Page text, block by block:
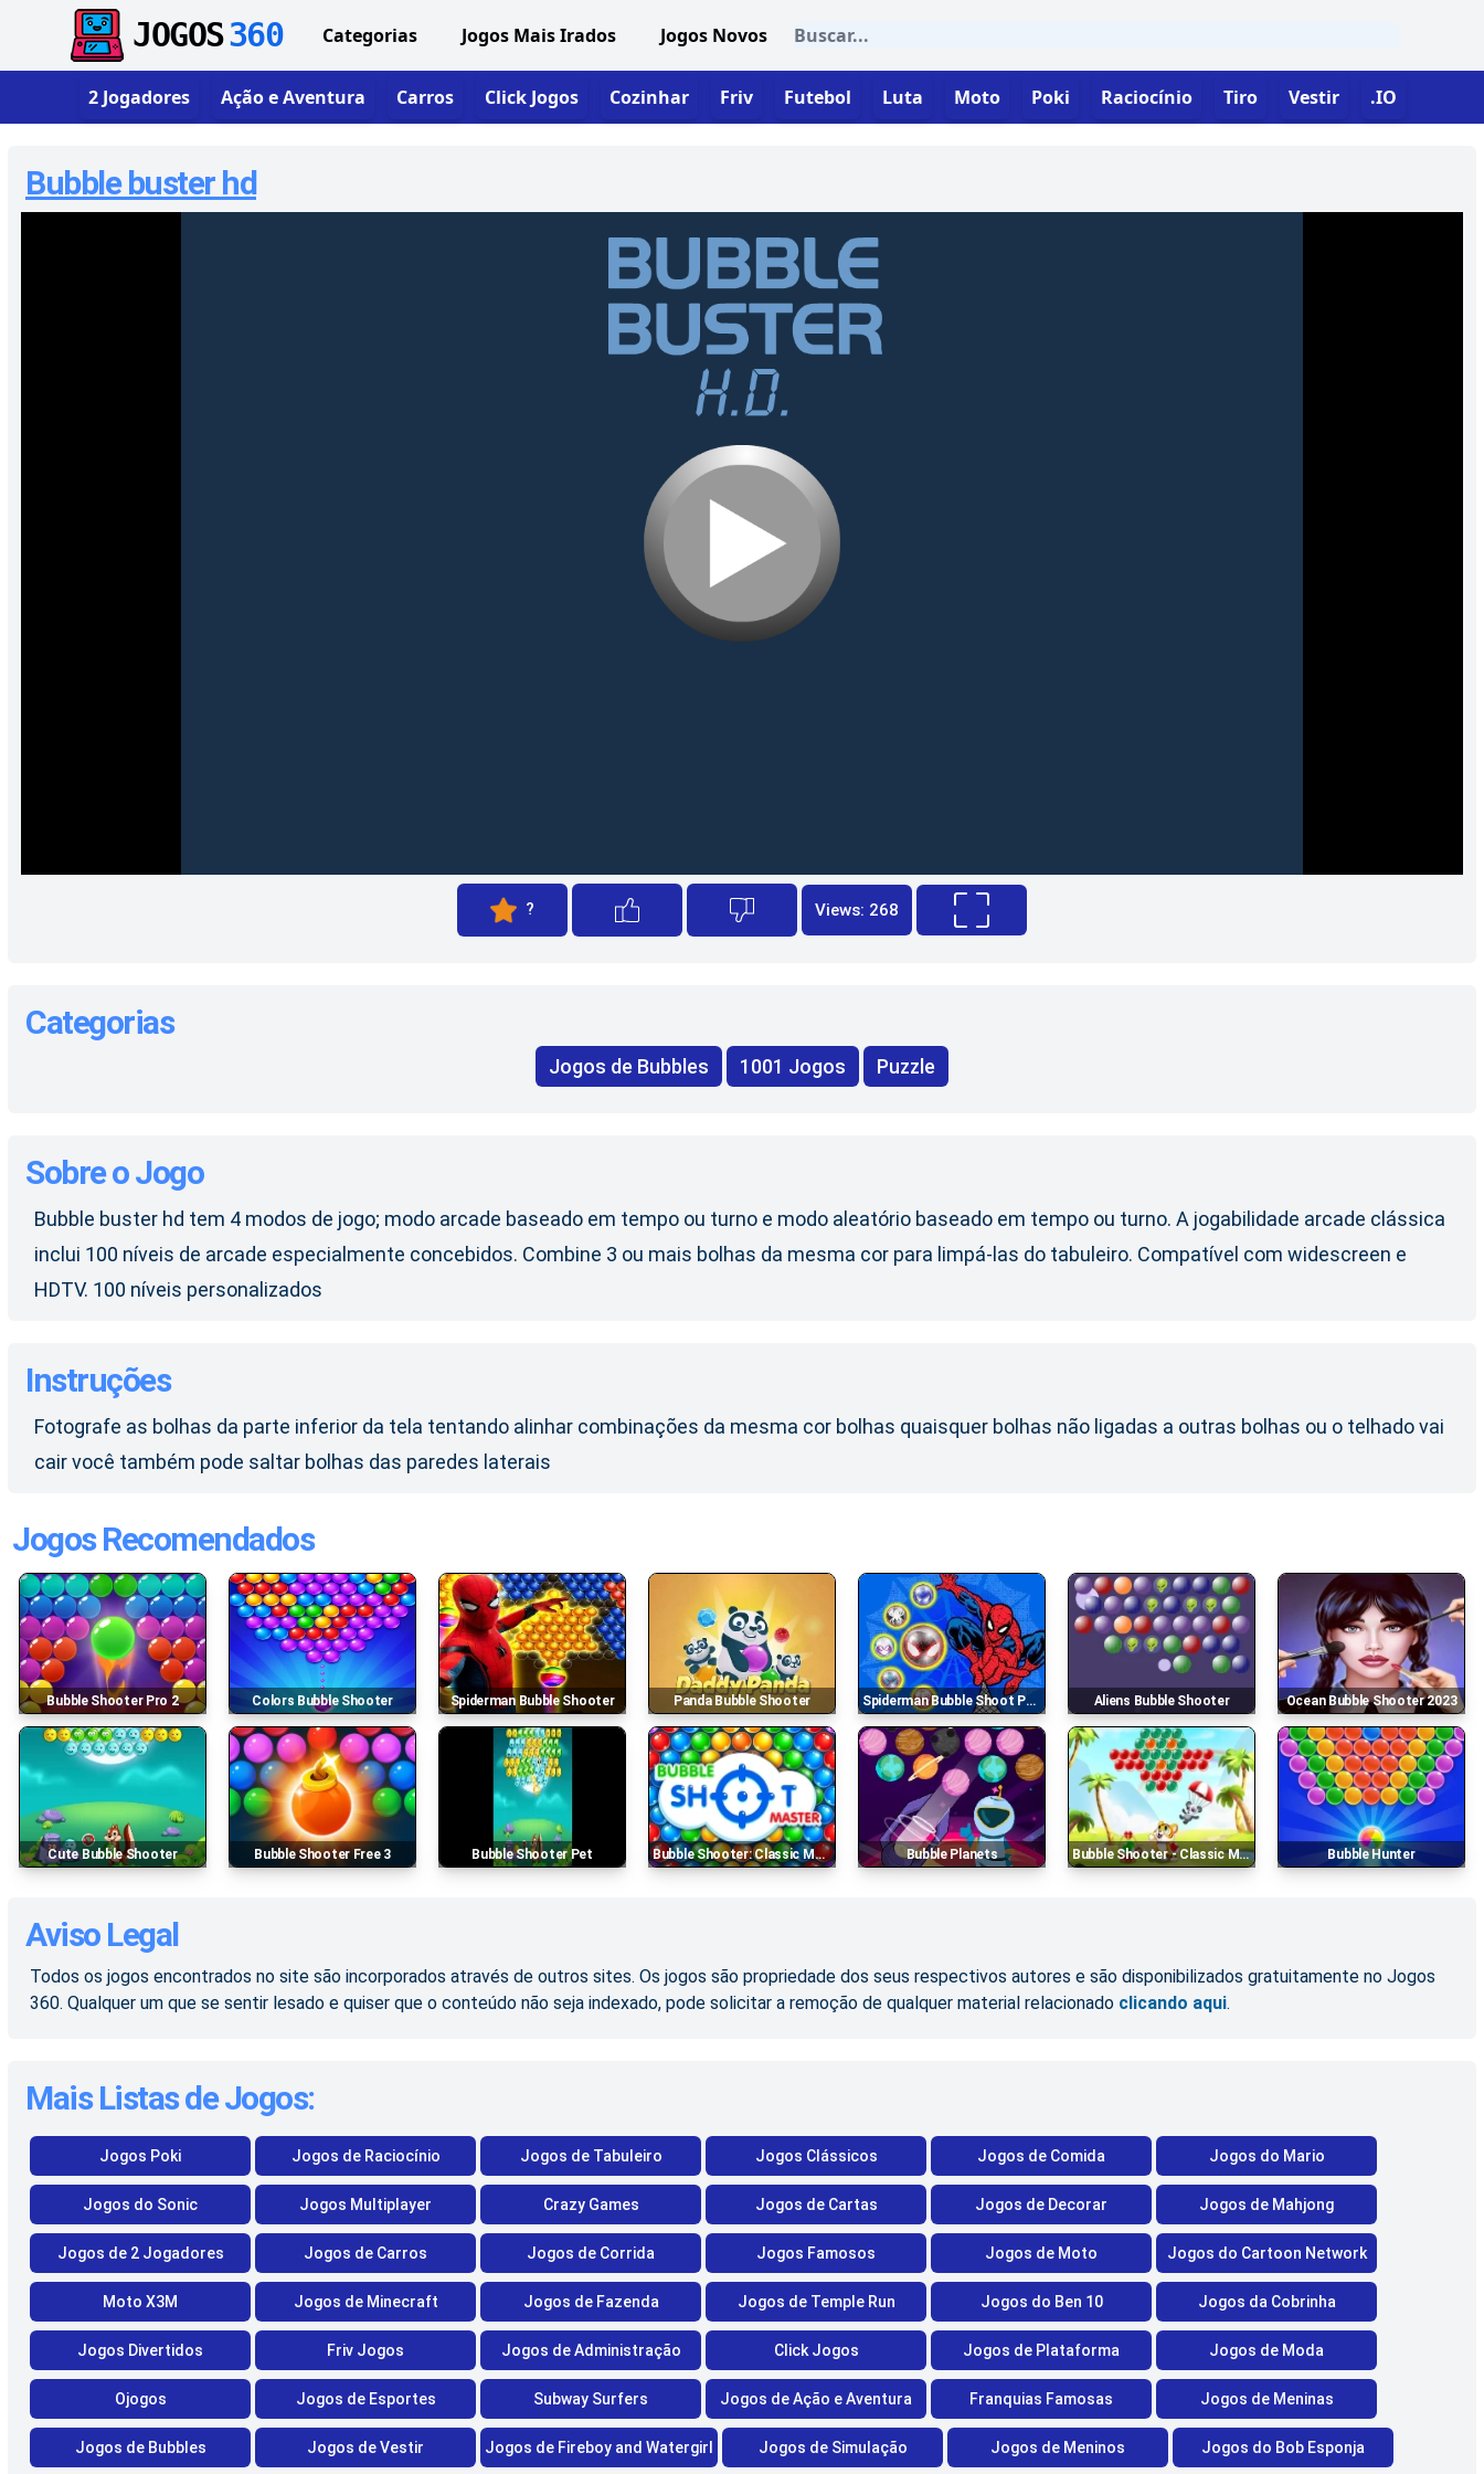
JOGOS360 Categorias Jogos Mais Irados Jogos Novos
2 Jogadores Ação e Aventura Carros Click Jogos Cozinhar Friv Futebol Luta Moto Poki Raciocínio Tiro Vestir .IO
Bubble buster hd
? Views: 268
Categorias
Jogos de Bubbles 1001 Jogos Puzzle
Sobre o Jogo
Bubble buster hd tem 4 modos de jogo; modo arcade baseado em tempo ou turno e modo aleatório baseado em tempo ou turno. A jogabilidade arcade clássica
inclui 100 níveis de arcade especialmente concebidos. Combine 3 ou mais bolhas da mesma cor para limpá-las do tabuleiro. Compatível com widescreen e
HDTV. 100 níveis personalizados
Instruções
Fotografe as bolhas da parte inferior da tela tentando alinhar combinações da mesma cor bolhas quaisquer bolhas não ligadas a outras bolhas ou o telhado vai
cair você também pode saltar bolhas das paredes laterais
Jogos Recomendados
Bubble Shooter Pro 2 Colors Bubble Shooter Spiderman Bubble Shooter Panda Bubble Shooter Spiderman Bubble Shoot Puzzle Aliens Bubble Shooter Ocean Bubble Shooter 2023
Cute Bubble Shooter Bubble Shooter Free 3 Bubble Shooter Pet Bubble Shooter: Classic Match 3 Bubble Planets Bubble Shooter - Classic Match 3 Pop Bubbles Bubble Hunter
Aviso Legal
Todos os jogos encontrados no site são incorporados através de outros sites. Os jogos são propriedade dos seus respectivos autores e são disponibilizados gratuitamente no Jogos
360. Qualquer um que se sentir lesado e quiser que o conteúdo não seja indexado, pode solicitar a remoção de qualquer material relacionado clicando aqui.
Mais Listas de Jogos:
Jogos Poki Jogos de Raciocínio Jogos de Tabuleiro Jogos Clássicos Jogos de Comida Jogos do Mario
Jogos do Sonic Jogos Multiplayer Crazy Games Jogos de Cartas Jogos de Decorar Jogos de Mahjong
Jogos de 2 Jogadores Jogos de Carros Jogos de Corrida Jogos Famosos Jogos de Moto Jogos do Cartoon Network
Moto X3M Jogos de Minecraft Jogos de Fazenda Jogos de Temple Run Jogos do Ben 10 Jogos da Cobrinha
Jogos Divertidos Friv Jogos Jogos de Administração Click Jogos Jogos de Plataforma Jogos de Moda
Ojogos Jogos de Esportes Subway Surfers Jogos de Ação e Aventura Franquias Famosas Jogos de Meninas
Jogos de Bubbles Jogos de Vestir Jogos de Fireboy and Watergirl Jogos de Simulação Jogos de Meninos Jogos do Bob Esponja